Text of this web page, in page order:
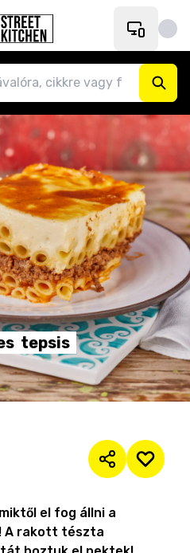
tepsis
el fog állni a
A rakott tészta